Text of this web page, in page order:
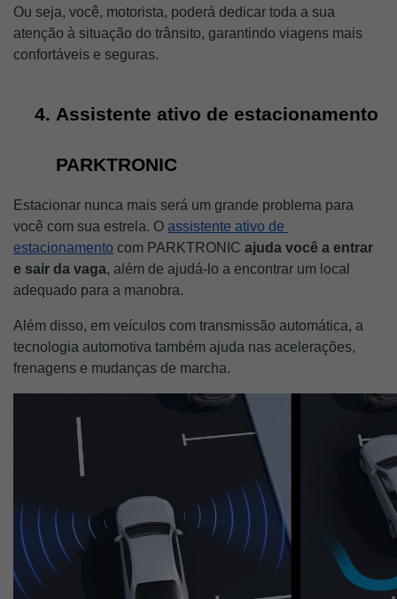
Ou seja, você, motorista, poderá dedicar toda a sua
atenção à situação do trânsito, garantindo viagens mais
confortáveis e seguras.
Assistente ativo de estacionamento
PARKTRONIC
Estacionar nunca mais será um grande problema para
você com sua estrela. O assistente ativo de
estacionamento com PARKTRONIC ajuda você a entrar
e sair da vaga, além de ajudá-lo a encontrar um local
adequado para a manobra.
Além disso, em veículos com transmissão automática, a
tecnologia automotiva também ajuda nas acelerações,
frenagens e mudanças de marcha.